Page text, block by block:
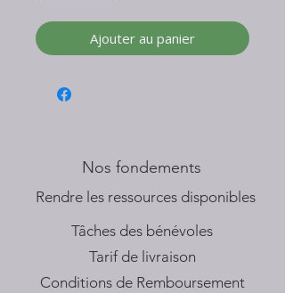
Ajouter au panier
Nos fondements
​Rendre les ressources disponibles
Tâches des bénévoles
Tarif de livraison
Conditions de Remboursement